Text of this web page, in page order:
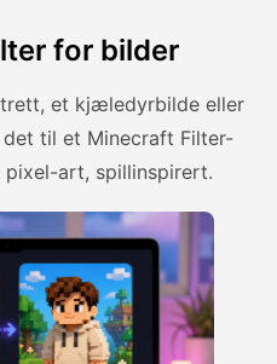
for bilder
et kjæledyrbilde eller
til et Minecraft Filter-
art, spillinspirert.